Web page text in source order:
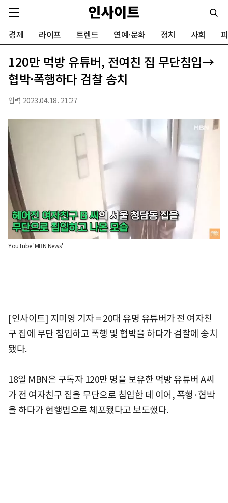
경제 라이프 트렌드 연예·문화 정치 사회
120만 먹방 유튜버, 전여친 집 무단침입→
협박·폭행하다 검찰 송치
입력 2023.04.18. 21:27
YouTube 'MBN News'
[인사이트] 지미영 기자 = 20대 유명 유튜버가 전 여자친
구 집에 무단 침입하고 폭행 및 협박을 하다가 검찰에 송치
됐다.
18일 MBN은 구독자 120만 명을 보유한 먹방 유튜버 A씨
가 전 여자친구 집을 무단으로 침입한 데 이어, 폭행·협박
을 하다가 현행범으로 체포됐다고 보도했다.